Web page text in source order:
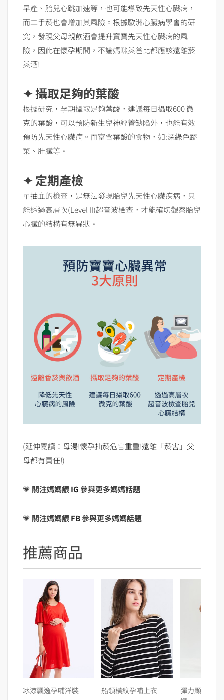
早產、胎兒心跳加速等，也可能導致先天性心臟病，
而二手菸也會增加其風險。根據歐洲心臟病學會的研
究，發現父母親飲酒會提升寶寶先天性心臟病的風
險，因此在懷孕期間，不論媽咪與爸比都應該遠離菸
與酒!
✦ 攝取足夠的葉酸
根據研究，孕期攝取足夠葉酸，建議每日攝取600 微
克的葉酸，可以預防新生兒神經管缺陷外，也能有效
預防先天性心臟病。而富含葉酸的食物，如:深綠色蔬
菜、肝臟等。
✦ 定期產檢
單抽血的檢查，是無法發現胎兒先天性心臟疾病，只
能透過高層次(Level II)超音波檢查，才能確切觀察胎兒
心臟的結構有無異狀。
(延伸閱讀： 母湯!懷孕抽菸危害重重!遠離「菸害」父
母都有責任!)
💗 關注媽媽餵IG參與更多媽媽話題
💗 關注媽媽餵FB參與更多媽媽話題
推薦商品
冰涼飄逸孕哺洋裝 船領橫紋孕哺上衣
彈力顯瘦割